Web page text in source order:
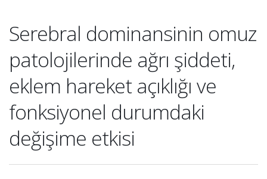
Serebral dominansinin omuz
patolojilerinde ağrı şiddeti,
eklem hareket açıklığı ve
fonksiyonel durumdaki
değişime etkisi